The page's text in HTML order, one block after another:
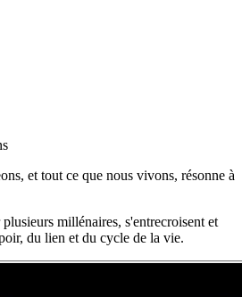
et tout ce que nous vivons, résonne à
millénaires, s'entrecroisent et
du lien et du cycle de la vie.